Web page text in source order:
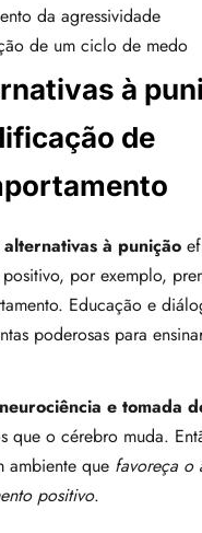
da agressividade
de um ciclo de medo
à
de
alternativas à punição
por exemplo,
Educação e
poderosas para
neurociência e tomada
que o cérebro muda.
ambiente que favoreça o
positivo.